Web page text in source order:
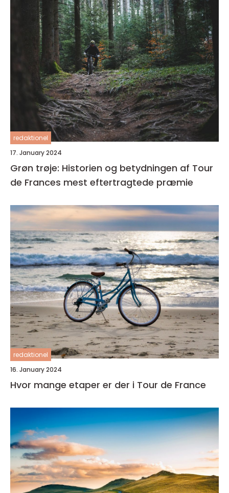
redaktionel
17. January 2024
Grøn trøje: Historien og betydningen af Tour
de Frances mest eftertragtede præmie
redaktionel
16. January 2024
Hvor mange etaper er der i Tour de France